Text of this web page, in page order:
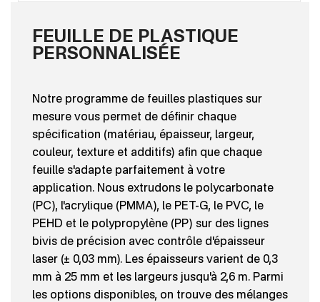
FEUILLE DE PLASTIQUE
PERSONNALISÉE
Notre programme de feuilles plastiques sur
mesure vous permet de définir chaque
spécification (matériau, épaisseur, largeur,
couleur, texture et additifs) afin que chaque
feuille s'adapte parfaitement à votre
application. Nous extrudons le polycarbonate
(PC), l'acrylique (PMMA), le PET-G, le PVC, le
PEHD et le polypropylène (PP) sur des lignes
bivis de précision avec contrôle d'épaisseur
laser (± 0,03 mm). Les épaisseurs varient de 0,3
mm à 25 mm et les largeurs jusqu'à 2,6 m. Parmi
les options disponibles, on trouve des mélanges